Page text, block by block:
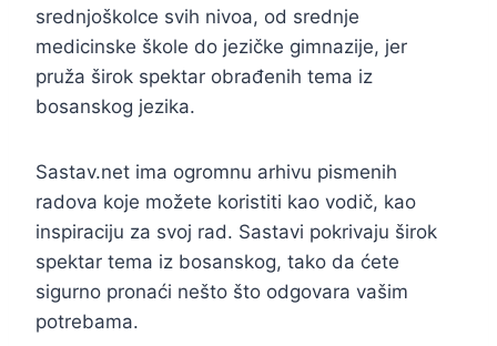
srednjoškolce svih nivoa, od srednje
medicinske škole do jezičke gimnazije, jer
pruža širok spektar obrađenih tema iz
bosanskog jezika.
Sastav.net ima ogromnu arhivu pismenih
radova koje možete koristiti kao vodič, kao
inspiraciju za svoj rad. Sastavi pokrivaju širok
spektar tema iz bosanskog, tako da ćete
sigurno pronaći nešto što odgovara vašim
potrebama.